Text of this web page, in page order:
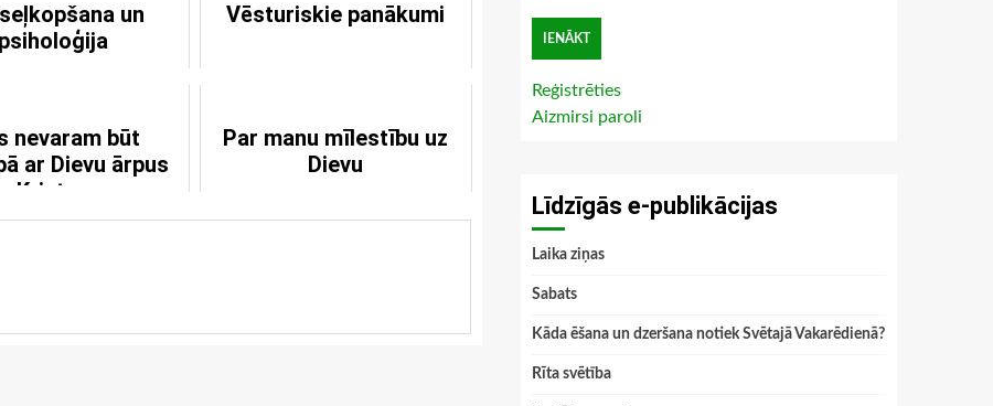
un
psiholoģija
Vēsturiskie panākumi
nevaram būt
ar Dievu ārpus
Kristus
Par manu mīlestību uz
Dievu
Reģistrēties
Aizmirsi paroli
Līdzīgās e-publikācijas
Laika ziņas
Sabats
Kāda ēšana un dzeršana notiek Svētajā Vakarēdienā?
Rīta svētība